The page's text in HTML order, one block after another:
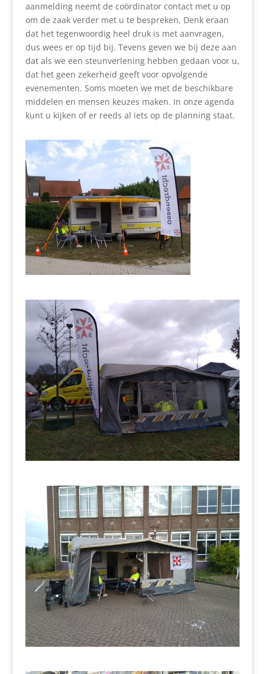
aanmelding neemt de coördinator contact met u op
om de zaak verder met u te bespreken. Denk eraan
dat het tegenwoordig heel druk is met aanvragen,
dus wees er op tijd bij. Tevens geven we bij deze aan
dat als we een steunverlening hebben gedaan voor u,
dat het geen zekerheid geeft voor opvolgende
evenementen. Soms moeten we met de beschikbare
middelen en mensen keuzes maken. In onze agenda
kunt u kijken of er reeds al iets op de planning staat.